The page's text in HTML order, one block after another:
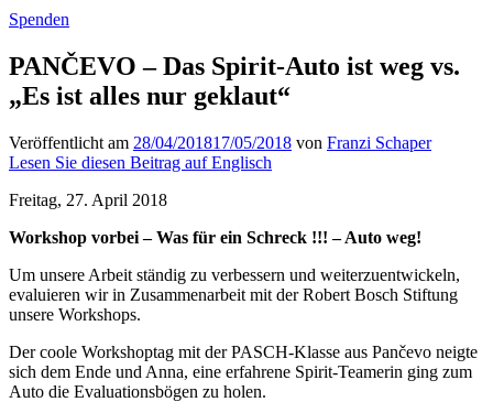
Spenden
PANČEVO – Das Spirit-Auto ist weg vs.
„Es ist alles nur geklaut“
Veröffentlicht am 28/04/201817/05/2018 von Franzi Schaper
Lesen Sie diesen Beitrag auf Englisch
Freitag, 27. April 2018
Workshop vorbei – Was für ein Schreck !!! – Auto weg!
Um unsere Arbeit ständig zu verbessern und weiterzuentwickeln,
evaluieren wir in Zusammenarbeit mit der Robert Bosch Stiftung
unsere Workshops.
Der coole Workshoptag mit der PASCH-Klasse aus Pančevo neigte
sich dem Ende und Anna, eine erfahrene Spirit-Teamerin ging zum
Auto die Evaluationsbögen zu holen.